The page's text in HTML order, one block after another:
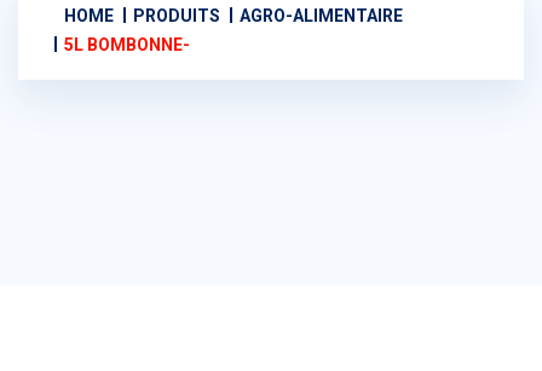
HOME PRODUITS
AGRO-ALIMENTAIRE
5L BOMBONNE-